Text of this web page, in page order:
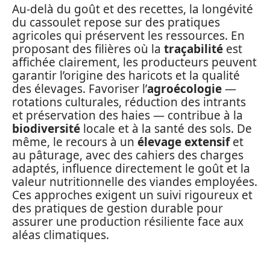
Au-delà du goût et des recettes, la longévité
du cassoulet repose sur des pratiques
agricoles qui préservent les ressources. En
proposant des filières où la traçabilité est
affichée clairement, les producteurs peuvent
garantir l’origine des haricots et la qualité
des élevages. Favoriser l’agroécologie—
rotations culturales, réduction des intrants
et préservation des haies — contribue à la
biodiversité locale et à la santé des sols. De
même, le recours à un élevage extensifet
au pâturage, avec des cahiers des charges
adaptés, influence directement le goût et la
valeur nutritionnelle des viandes employées.
Ces approches exigent un suivi rigoureux et
des pratiques de gestion durable pour
assurer une production résiliente face aux
aléas climatiques.